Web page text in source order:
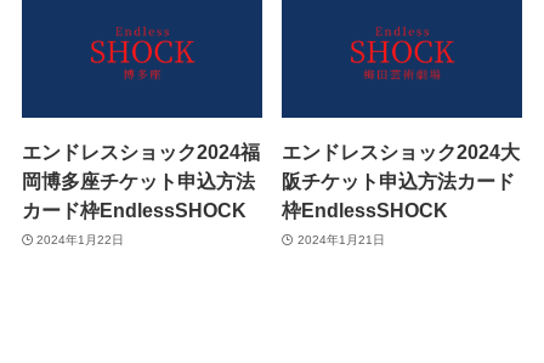
エンドレスショック2024福
岡博多座チケット申込方法
カード枠EndlessSHOCK
2024年1月22日
エンドレスショック2024大
阪チケット申込方法カード
枠EndlessSHOCK
2024年1月21日